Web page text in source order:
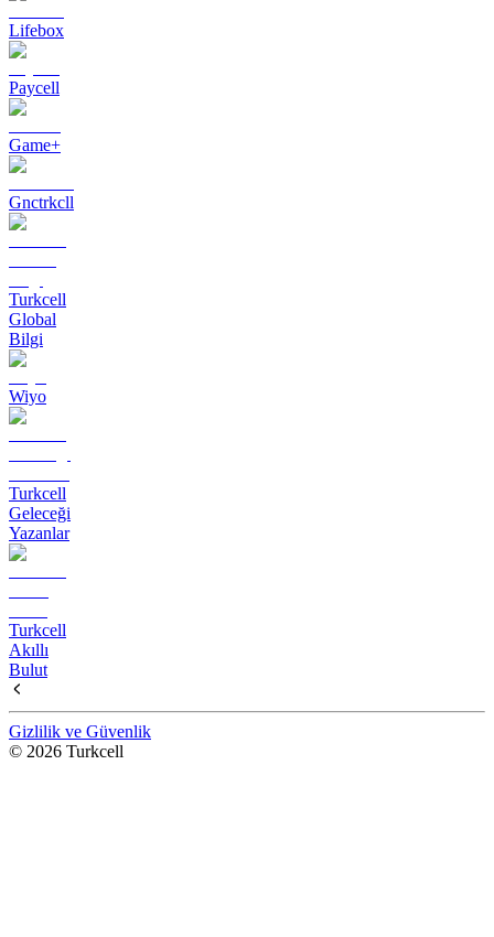
Lifebox
Paycell
Game+
Gnctrkcll
Turkcell
Global
Bilgi
Wiyo
Turkcell
Geleceği
Yazanlar
Turkcell
Akıllı
Bulut
Gizlilik ve Güvenlik
© 2026 Turkcell